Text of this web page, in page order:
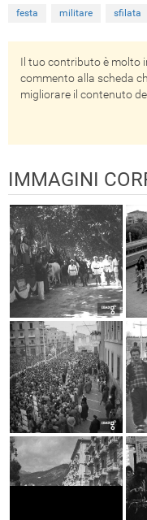
festa militare sfilata
Il tuo contributo è molto
commento alla scheda
migliorare il contenuto
IMMAGINI